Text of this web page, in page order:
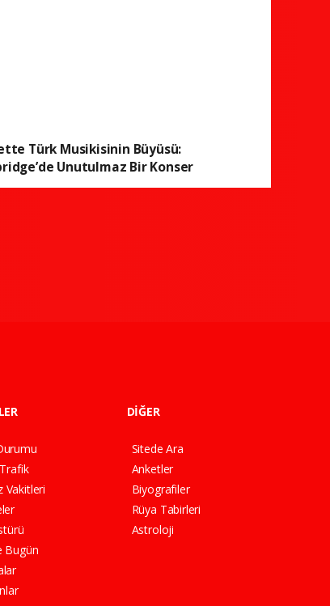
Türk Musikisinin Büyüsü:
Unutulmaz Bir Konser
Vakitleri
Bugün
DİĞER
Sitede Ara
Anketler
Biyografiler
Rüya Tabirleri
Astroloji